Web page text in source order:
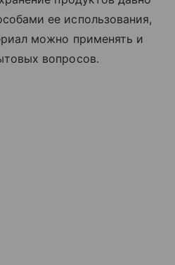
ее использования,
можно применять и
вопросов.